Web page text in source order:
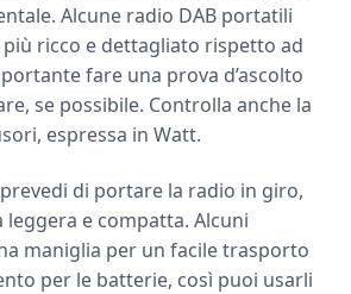
Alcune radio DAB portatili
ricco e dettagliato rispetto ad
fare una prova d’ascolto
se possibile. Controlla anche la
espressa in Watt.
di portare la radio in giro,
leggera e compatta. Alcuni
maniglia per un facile trasporto
per le batterie, così puoi usarli